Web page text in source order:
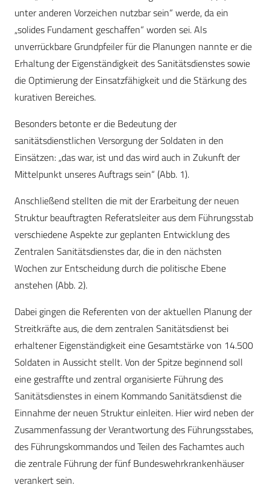
unter anderen Vorzeichen nutzbar sein“ werde, da ein
„solides Fundament geschaffen“ worden sei. Als
unverrückbare Grundpfeiler für die Planungen nannte er die
Erhaltung der Eigenständigkeit des Sanitätsdienstes sowie
die Optimierung der Einsatzfähigkeit und die Stärkung des
kurativen Bereiches.
Besonders betonte er die Bedeutung der
sanitätsdienstlichen Versorgung der Soldaten in den
Einsätzen: „das war, ist und das wird auch in Zukunft der
Mittelpunkt unseres Auftrags sein“ (Abb. 1).
Anschließend stellten die mit der Erarbeitung der neuen
Struktur beauftragten Referatsleiter aus dem Führungsstab
verschiedene Aspekte zur geplanten Entwicklung des
Zentralen Sanitätsdienstes dar, die in den nächsten
Wochen zur Entscheidung durch die politische Ebene
anstehen (Abb. 2).
Dabei gingen die Referenten von der aktuellen Planung der
Streitkräfte aus, die dem zentralen Sanitätsdienst bei
erhaltener Eigenständigkeit eine Gesamtstärke von 14.500
Soldaten in Aussicht stellt. Von der Spitze beginnend soll
eine gestraffte und zentral organisierte Führung des
Sanitätsdienstes in einem Kommando Sanitätsdienst die
Einnahme der neuen Struktur einleiten. Hier wird neben der
Zusammenfassung der Verantwortung des Führungsstabes,
des Führungskommandos und Teilen des Fachamtes auch
die zentrale Führung der fünf Bundeswehrkrankenhäuser
verankert sein.